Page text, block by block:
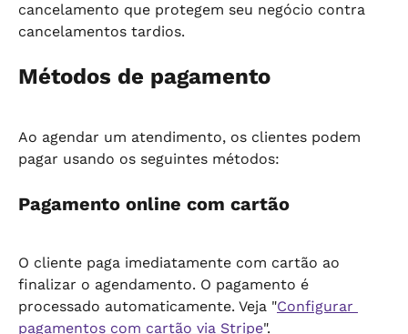
cancelamento que protegem seu negócio contra
cancelamentos tardios.
Métodos de pagamento
Ao agendar um atendimento, os clientes podem
pagar usando os seguintes métodos:
Pagamento online com cartão
O cliente paga imediatamente com cartão ao
finalizar o agendamento. O pagamento é
processado automaticamente. Veja "Configurar
pagamentos com cartão via Stripe".